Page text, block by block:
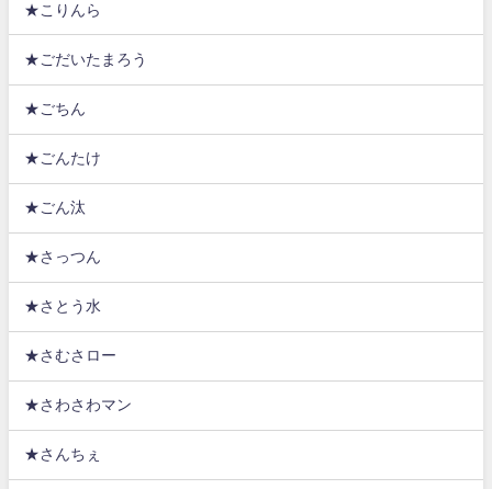
★こりんら
★ごだいたまろう
★ごちん
★ごんたけ
★ごん汰
★さっつん
★さとう水
★さむさロー
★さわさわマン
★さんちぇ